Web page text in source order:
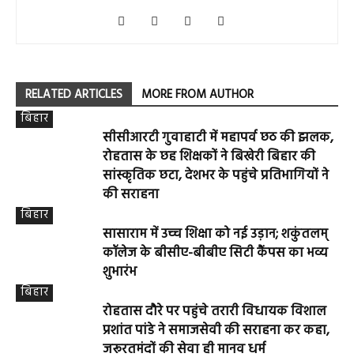
RELATED ARTICLES
MORE FROM AUTHOR
बिहार
सीसीआरटी गुवाहाटी में महापर्व छठ की झलक,
रोहतास के छह शिक्षकों ने बिखेरी बिहार की
सांस्कृतिक छटा, देशभर के पहुंचे प्रतिभागियों ने
की सराहना
बिहार
सासाराम में उच्च शिक्षा को नई उड़ान; शकुंतलम्
कॉलेज के बीसीए-बीबीए सिटी कैंपस का भव्य
शुभारंभ
बिहार
रोहतास दौरे पर पहुंचे तरारी विधायक विशाल
प्रशांत पांडे ने समाजसेवी की सराहना कर कहा,
जरूरतमंदों की सेवा ही मानव धर्म